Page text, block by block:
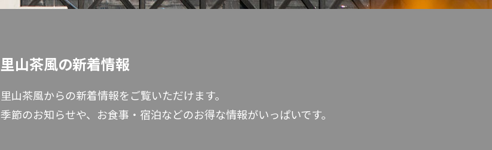
里山茶風の新着情報
里山茶風からの新着情報をご覧いただけます。
季節のお知らせや、お食事・宿泊などのお得な情報がいっぱいです。